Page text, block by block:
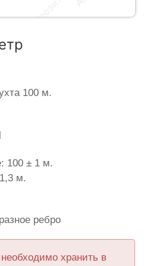
100 м.
100 ± 1 м.
м.
ребро
хранить в